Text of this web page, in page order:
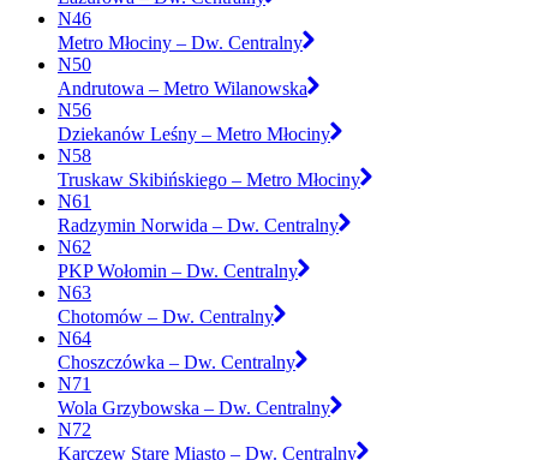
N46
Metro Młociny – Dw. Centralny
N50
Andrutowa – Metro Wilanowska
N56
Dziekanów Leśny – Metro Młociny
N58
Truskaw Skibińskiego – Metro Młociny
N61
Radzymin Norwida – Dw. Centralny
N62
PKP Wołomin – Dw. Centralny
N63
Chotomów – Dw. Centralny
N64
Choszczówka – Dw. Centralny
N71
Wola Grzybowska – Dw. Centralny
N72
Karczew Stare Miasto – Dw. Centralny